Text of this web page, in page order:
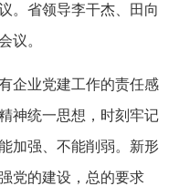
。省领导李干杰、田向
议。
企业党建工作的责任感
神统一思想，时刻牢记
加强、不能削弱。新形
党的建设，总的要求